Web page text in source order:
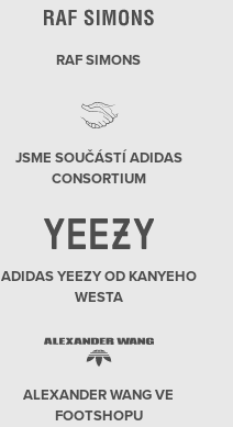
RAF SIMONS
JSME SOUČÁSTÍ ADIDAS
CONSORTIUM
ADIDAS YEEZY OD KANYEHO
WESTA
ALEXANDER WANG VE
FOOTSHOPU